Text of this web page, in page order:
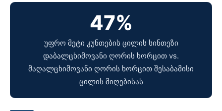
47%
უფრო მეტი კუნთების ცილის სინთეზი
დაბალცხიმოვანი ღორის ხორცით vs.
მაღალცხიმოვანი ღორის ხორცით შესაბამისი
ცილის მიღებისას